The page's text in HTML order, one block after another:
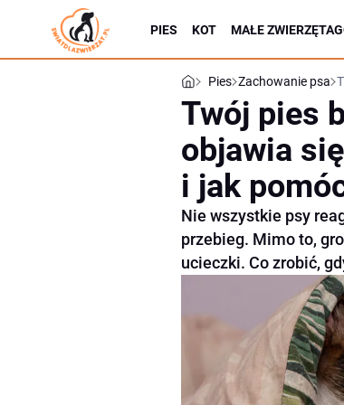
PIES KOT MAŁE ZWIERZĘTA
Pies Zachowanie psa
Twój pies
objawia
i jak
Nie wszystkie psy
przebieg. Mimo to,
ucieczki. Co zrobić,